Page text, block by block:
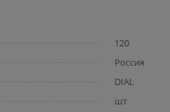
120
Россия
DIAL
шт